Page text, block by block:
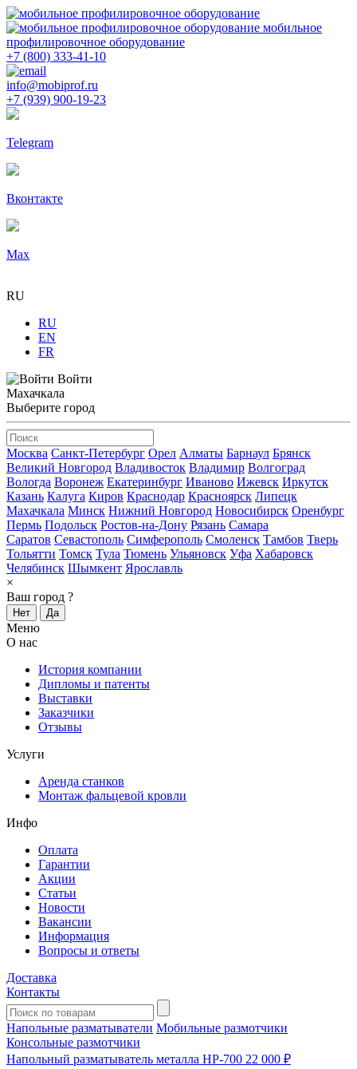
мобильное
профилировочное оборудование
+7 (800) 333-41-10
info@mobiprof.ru
+7 (939) 900-19-23
Telegram
Вконтакте
Max
RU
RU
EN
FR
Войти
Махачкала
Выберите город
Москва Санкт-Петербург Орел Алматы Барнаул Брянск
Великий Новгород Владивосток Владимир Волгоград
Вологда Воронеж Екатеринбург Иваново Ижевск Иркутск
Казань Калуга Киров Краснодар Красноярск Липецк
Махачкала Минск Нижний Новгород Новосибирск Оренбург
Пермь Подольск Ростов-на-Дону Рязань Самара
Саратов Севастополь Симферополь Смоленск Тамбов Тверь
Тольятти Томск Тула Тюмень Ульяновск Уфа Хабаровск
Челябинск Шымкент Ярославль
×
Ваш город ?
Нет Да
Меню
О нас
История компании
Дипломы и патенты
Выставки
Заказчики
Отзывы
Услуги
Аренда станков
Монтаж фальцевой кровли
Инфо
Оплата
Гарантии
Акции
Статьи
Новости
Вакансии
Информация
Вопросы и ответы
Доставка
Контакты
Напольные разматыватели Мобильные размотчики
Консольные размотчики
Напольный разматыватель металла HP-700 22 000 ₽